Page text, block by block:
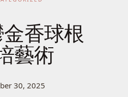
香球根
藝術
30, 2025